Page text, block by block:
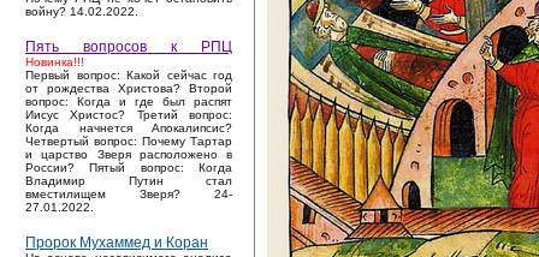
войну? 14.02.2022.
Пять вопросов к РПЦ
Новинка!!!
Первый вопрос: Какой сейчас год
от рождества Христова? Второй
вопрос: Когда и где был распят
Иисус Христос? Третий вопрос:
Когда начнется Апокалипсис?
Четвертый вопрос: Почему Тартар
и царство Зверя расположено в
России? Пятый вопрос: Когда
Владимир Путин стал
вместилищем Зверя? 24-
27.01.2022.
Пророк Мухаммед и Коран